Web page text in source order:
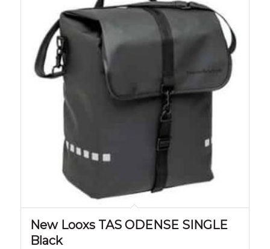
New Looxs TAS ODENSE SINGLE
Black